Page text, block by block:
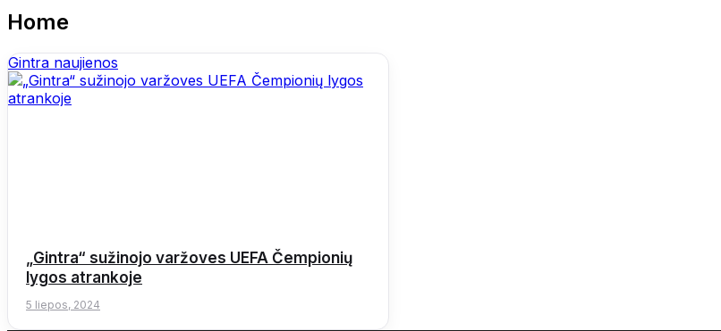
Home
Gintra naujienos
„Gintra“ sužinojo varžoves UEFA Čempionių
lygos atrankoje
5 liepos, 2024